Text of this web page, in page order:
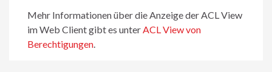
Mehr Informationen über die Anzeige der ACL View
im Web Client gibt es unterACL View von
Berechtigungen.